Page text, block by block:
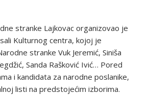
stranke Lajkovac organizovao je
Kulturnog centra, kojoj je
stranke Vuk Jeremić, Siniša
Sanda Rašković Ivić… Pored
i kandidata za narodne poslanike,
listi na predstojećim izborima.